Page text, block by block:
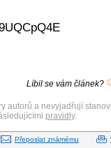
Líbil se vám článek?
autorů a nevyjadřují
pravidly.
Přeposlat známému